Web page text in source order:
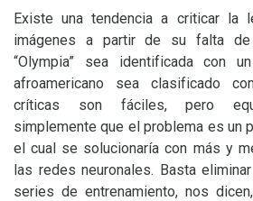
Existe una tendencia a criticar la
imágenes a partir de su falta
“Olympia” sea identificada con
afroamericano sea clasificado
críticas son fáciles, pero
simplemente que el problema es un
el cual se solucionaría con más y
las redes neuronales. Basta
series de entrenamiento, nos